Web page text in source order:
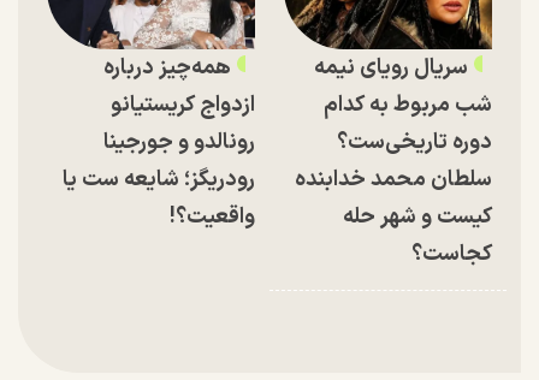
سریال رویای نیمه
شب مربوط به کدام
دوره تاریخی‌ست؟
سلطان محمد خدابنده
کیست و شهر حله
کجاست؟
همه‌چیز درباره
ازدواج کریستیانو
رونالدو و جورجینا
رودریگز؛ شایعه ست یا
واقعیت؟!